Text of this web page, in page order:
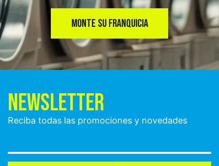
MONTE SU FRANQUICIA
NEWSLETTER
Reciba todas las promociones y novedades